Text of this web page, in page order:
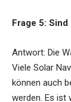
Frage 5:
Antwort: Die
Viele Solar
können auch
werden. Es ist